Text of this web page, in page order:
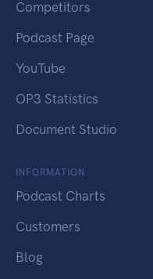
Competitors
Podcast Page
YouTube
OP3 Statistics
Document Studio
INFORMATION
Podcast Charts
Customers
Blog